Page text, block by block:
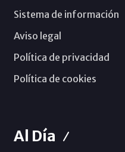
Sistema de información
Aviso legal
Política de privacidad
Política de cookies
Al Día